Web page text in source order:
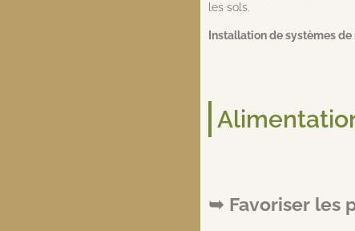
les sols.
Installation de systèmes
Favoriser les